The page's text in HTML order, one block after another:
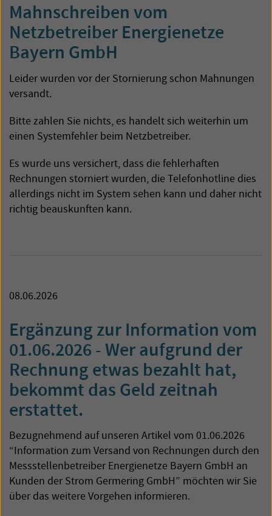
Mahnschreiben vom
Netzbetreiber Energienetze
Bayern GmbH
Leider wurden vor der Stornierung schon Mahnungen
versandt.
Bitte zahlen Sie nichts, es handelt sich weiterhin um
einen Systemfehler beim Netzbetreiber.
Es wurde uns versichert, dass die fehlerhaften
Rechnungen storniert wurden, die Telefonhotline dies
allerdings nicht im System sehen kann und daher nicht
richtig beauskunften kann.
08.06.2026
Ergänzung zur Information vom
01.06.2026 - Wer aufgrund der
Rechnung etwas bezahlt hat,
bekommt das Geld zeitnah
erstattet.
Bezugnehmend auf unseren Artikel vom 01.06.2026
“Information zum Versand von Rechnungen durch den
Messstellenbetreiber Energienetze Bayern GmbH an
Kunden der Strom Germering GmbH” möchten wir Sie
über das weitere Vorgehen informieren.